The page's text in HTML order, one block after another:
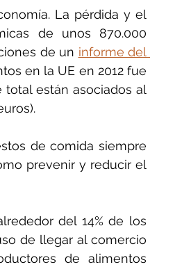
La pérdida y el
de unos 870.000
de un informe del
en la UE en 2012 fue
están asociados al
de comida siempre
prevenir y reducir el
del 14% de los
de llegar al comercio
de alimentos